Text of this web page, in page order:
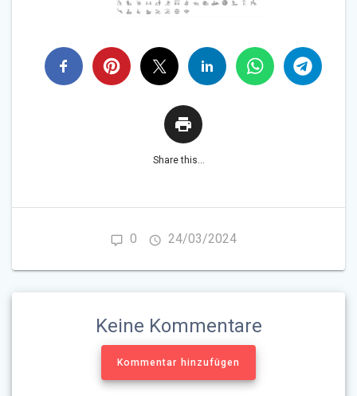
Share this...
0 24/03/2024
Keine Kommentare
Kommentar hinzufügen